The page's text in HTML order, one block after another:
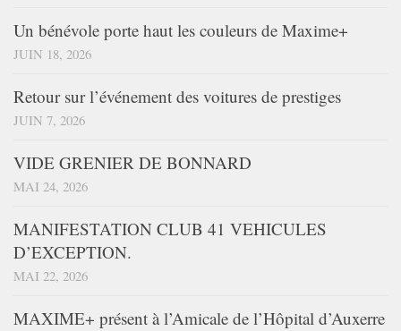
Un bénévole porte haut les couleurs de Maxime+
JUIN 18, 2026
Retour sur l’événement des voitures de prestiges
JUIN 7, 2026
VIDE GRENIER DE BONNARD
MAI 24, 2026
MANIFESTATION CLUB 41 VEHICULES
D’EXCEPTION.
MAI 22, 2026
MAXIME+ présent à l’Amicale de l’Hôpital d’Auxerre